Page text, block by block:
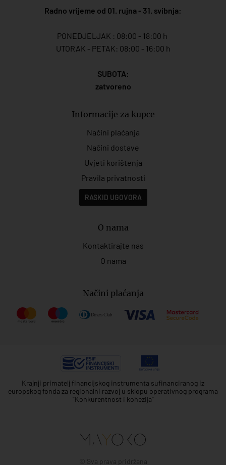
Radno vrijeme od 01. rujna - 31. svibnja:
PONEDJELJAK : 08:00 - 18:00 h
UTORAK - PETAK: 08:00 - 16:00 h
SUBOTA:
zatvoreno
Informacije za kupce
Načini plaćanja
Načini dostave
Uvjeti korištenja
Pravila privatnosti
RASKID UGOVORA
O nama
Kontaktirajte nas
O nama
Načini plaćanja
Krajnji primatelj financijskog instrumenta sufinanciranog iz
europskog fonda za regionalni razvoj u sklopu operativnog programa
"Konkurentnost i kohezija"
© Sva prava pridržana